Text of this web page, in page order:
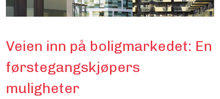
Veien inn på boligmarkedet: En
førstegangskjøpers
muligheter